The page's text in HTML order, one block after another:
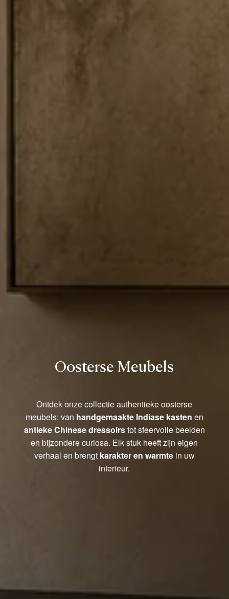
Oosterse Meubels
Ontdek onze collectie authentieke oosterse
meubels: van handgemaakte Indiase kasten en
antieke Chinese dressoirstot sfeervolle beelden
en bijzondere curiosa. Elk stuk heeft zijn eigen
verhaal en brengt karakter en warmte in uw
interieur.